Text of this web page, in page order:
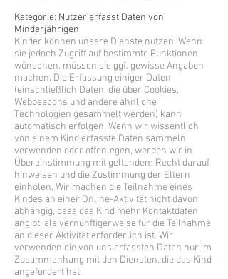
Kategorie: Nutzer erfasst Daten von
Minderjährigen
Kinder können unsere Dienste nutzen. Wenn
sie jedoch Zugriff auf bestimmte Funktionen
wünschen, müssen sie ggf. gewisse Angaben
machen. Die Erfassung einiger Daten
(einschließlich Daten, die über Cookies,
Webbeacons und andere ähnliche
Technologien gesammelt werden) kann
automatisch erfolgen. Wenn wir wissentlich
von einem Kind erfasste Daten sammeln,
verwenden oder offenlegen, werden wir in
Übereinstimmung mit geltendem Recht darauf
hinweisen und die Zustimmung der Eltern
einholen. Wir machen die Teilnahme eines
Kindes an einer Online-Aktivität nicht davon
abhängig, dass das Kind mehr Kontaktdaten
angibt, als vernünftigerweise für die Teilnahme
an dieser Aktivität erforderlich ist. Wir
verwenden die von uns erfassten Daten nur im
Zusammenhang mit den Diensten, die das Kind
angefordert hat.